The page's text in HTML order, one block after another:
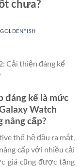
chưa?
GOLDENFISH
Cải thiện đáng kể
đáng kể là mức
Watch
nâng cấp?
thế hệ đầu ra mắt,
cấp với nhiều cải
giá cũng được tăng